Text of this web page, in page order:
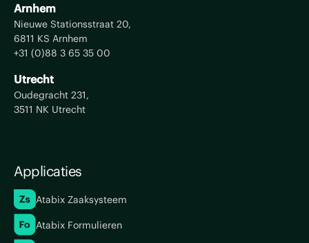
Arnhem
Nieuwe Stationsstraat 20,
6811 KS Arnhem
+31 (0)88 3 65 35 00
Utrecht
Oudegracht 231,
3511 NK Utrecht
Applicaties
Atabix Zaaksysteem
Atabix Formulieren